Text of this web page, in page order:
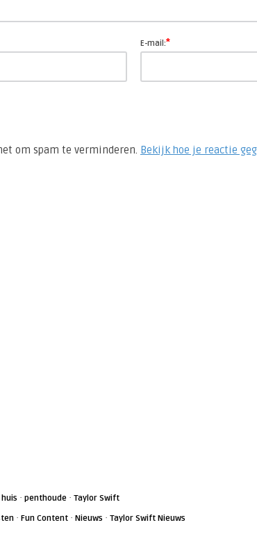
E-mail:*
om spam te verminderen. Bekijk hoe je reactie
· penthoude · Taylor Swift
· Fun Content · Nieuws · Taylor Swift Nieuws